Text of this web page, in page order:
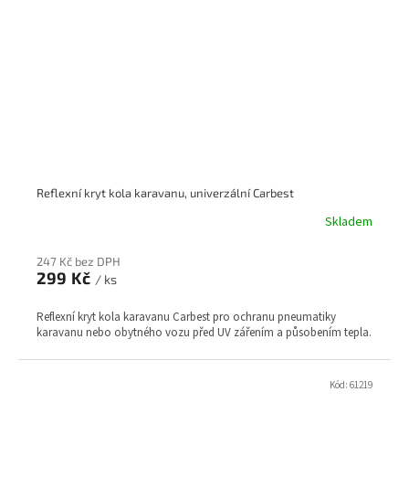
Reflexní kryt kola karavanu, univerzální Carbest
Skladem
247 Kč bez DPH
299 Kč / ks
Reflexní kryt kola karavanu Carbest pro ochranu pneumatiky
karavanu nebo obytného vozu před UV zářením a působením tepla.
Kód: 61219